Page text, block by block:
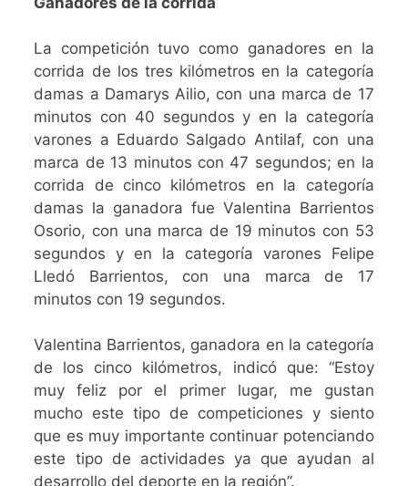
La competición tuvo como ganadores en la
corrida de los tres kilómetros en la categoría
damas a Damarys Ailio, con una marca de 17
minutos con 40 segundos y en la categoría
varones a Eduardo Salgado Antilaf, con una
marca de 13 minutos con 47 segundos; en la
corrida de cinco kilómetros en la categoría
damas la ganadora fue Valentina Barrientos
Osorio, con una marca de 19 minutos con 53
segundos y en la categoría varones Felipe
Lledó Barrientos, con una marca de 17
minutos con 19 segundos.
Valentina Barrientos, ganadora en la categoría
de los cinco kilómetros, indicó que: “Estoy
muy feliz por el primer lugar, me gustan
mucho este tipo de competiciones y siento
que es muy importante continuar potenciando
este tipo de actividades ya que ayudan al
desarrollo del deporte en la región”.